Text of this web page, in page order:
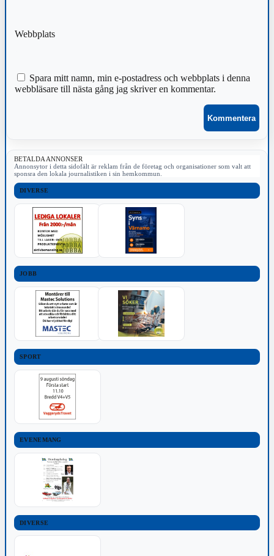
Webbplats
Spara mitt namn, min e-postadress och webbplats i denna
webbläsare till nästa gång jag skriver en kommentar.
BETALDA ANNONSER
Annonsytor i detta sidofält är reklam från de företag och organisationer som valt att
sponsra den lokala journalistiken i sin hemkommun.
DIVERSE
JOBB
SPORT
EVENEMANG
DIVERSE